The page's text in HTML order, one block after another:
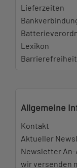
Lieferzeiten
Lexikon
Allgemeine
Kontakt
Aktueller
Newsletter
wir versenden